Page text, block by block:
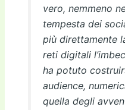
vero, nemmeno
tempesta dei
più direttamente
reti digitali
ha potuto
audience,
quella degli